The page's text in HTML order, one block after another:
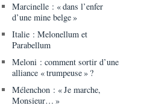
Marcinelle : « dans l’enfer
d’une mine belge »
Italie : Melonellum et
Parabellum
Meloni : comment sortir d’une
alliance « trumpeuse » ?
Mélenchon : « Je marche,
Monsieur… »